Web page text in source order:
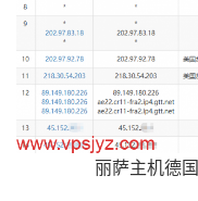
丽萨主机德